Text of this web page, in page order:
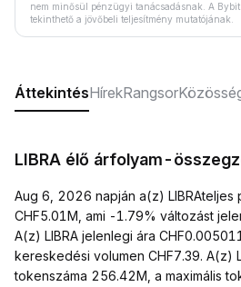
nem minősül pénzügyi tanácsadásnak. A Bybit
tekinthető a jövőbeli teljesítmény mutatójának.
ÁttekintésHírekRangsor
LIBRA élő árfolyam-
Aug 6, 2026 napján a(z) LIBRAteljes
CHF5.01M, ami -1.79% változást
A(z) LIBRA jelenlegi ára
kereskedési volumen CHF7.39. A(z)
tokenszáma 256.42M, a maximális